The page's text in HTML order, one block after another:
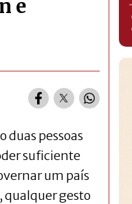
e
duas pessoas
suficiente
um país
qualquer gesto